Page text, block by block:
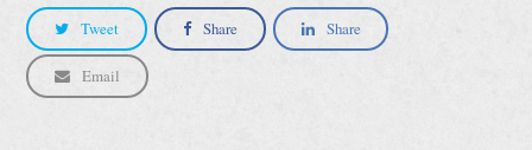
Tweet Share Share
Email